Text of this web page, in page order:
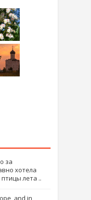
за
хотела
лета ..